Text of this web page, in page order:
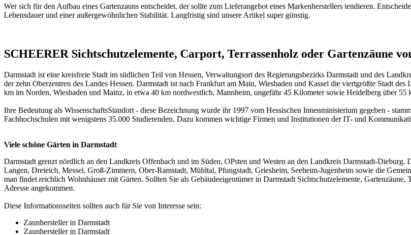
Wer sich für den Aufbau eines Gartenzauns entscheidet, der sollte zum Lieferangebot eines Markenherstellers tendieren.
Lebensdauer und einer außergewöhnlichen Stabilität. Langfristig sind unsere Artikel super günstig.
SCHEERER Sichtschutzelemente, Carport, Terrassenholz oder Gartenzäune
Darmstadt ist eine kreisfreie Stadt im südlichen Teil von Hessen, Verwaltungsort des Regierungsbezirks Darmstadt und des
der zehn Oberzentren des Landes Hessen. Darmstadt ist nach Frankfurt am Main, Wiesbaden und Kassel die viertgrößte Stadt
km im Norden, Wiesbaden und Mainz, in etwa 40 km nordwestlich, Mannheim, ungefähr 45 Kilometer sowie Heidelberg über 55
Ihre Bedeutung als WissenschaftsStandort - diese Bezeichnung wurde ihr 1997 vom Hessischen Innenministerium gegeben -
Fachhochschulen mit wenigstens 35.000 Studierenden. Dazu kommen wichtige Firmen und Institutionen der IT- und
Viele schöne Gärten in Darmstadt
Darmstadt grenzt nördlich an den Landkreis Offenbach und im Süden, OPsten und Westen an den Landkreis Darmstadt-Dieburg.
Langen, Dreieich, Messel, Groß-Zimmern, Ober-Ramstadt, Mühltal, Pfungstadt, Griesheim, Seeheim-Jugenheim sowie die
man findet reichlich Wohnhäuser mit Gärten. Sollten Sie als Gebäudeeigentümer in Darmstadt Sichtschutzelemente,
Adresse angekommen.
Diese Informationsseiten sollten auch für Sie von Interesse sein:
Zaunhersteller in Darmstadt
Zaunhersteller in Darmstadt